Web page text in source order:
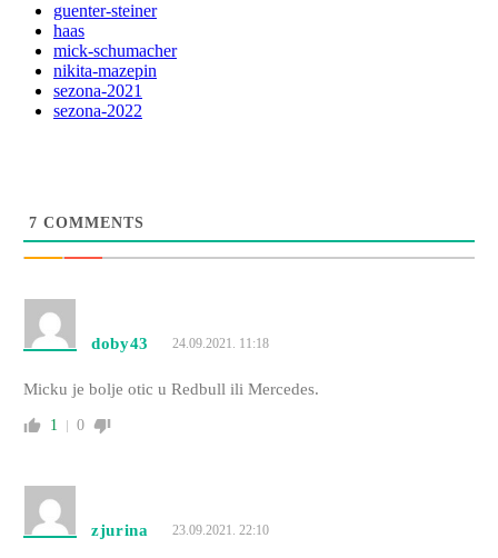
guenter-steiner
haas
mick-schumacher
nikita-mazepin
sezona-2021
sezona-2022
7 COMMENTS
doby43 24.09.2021. 11:18
Micku je bolje otic u Redbull ili Mercedes.
1 0
zjurina 23.09.2021. 22:10